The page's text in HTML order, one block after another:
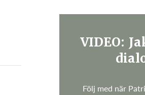
VIDEO:
Följ med när